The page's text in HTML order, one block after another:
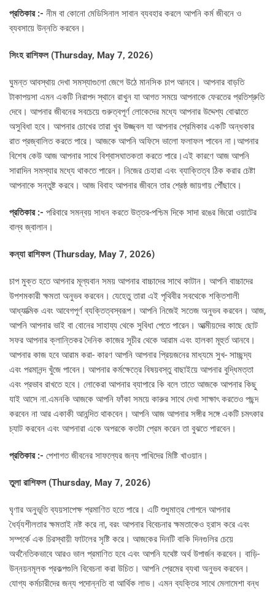
প্রতিকার :- নীম বা কোনো মেডিসিনাল সাবান ব্যবহার করলে আপনি কর্ম জীবনে ও
ব্যবসায়ে উন্নতি করবেন।
সিংহ রাশিফল (Thursday, May 7, 2026)
ঘুমন্ত আবস্থায় দেখা সমস্যাগুলো জেগে উঠে মানসিক চাপ আনবে। আপনার বাড়তি
টাকাপয়সা এমন একটি নিরাপদ স্থানে রাখুন যা আগত সময়ে আপনাকে ফেরতের প্রতিশ্রুতি
দেবে। আপনার জীবনের সবচেয়ে গুরুত্বপূর্ণ লোকেদের মধ্যে আপনার উদ্দেশ্য বোঝাতে
অসুবিধা হবে। আপনার চোখের তারা খুব উজ্জ্বল যা আপনার প্রেমিকার একটি অন্ধকার
রাত প্রজ্বালিত করতে পারে। আজকে আপনি অফিসে ভালো ফলাফল পাবেন না।আপনার
বিশেষ কেউ আজ আপনার সাথে বিশ্বাসঘাতকতা করতে পারে।এই কারণে আজ আপনি
সারাদিন সমস্যার মধ্যে থাকতে পারেন। নিজের চেহারা এবং ব্যাক্তিত্ব ঠিক করার চেষ্টা
আপনাকে সন্তুষ্ট করবে। আজ বিবাহ আপনার জীবনে তার শ্রেষ্ঠ জায়গায় পৌঁছাবে।
প্রতিকার :- পরিবারে সমন্বয় সাধন করতে উত্তর-পশ্চিম দিকে সাদা রঙের জিরো ওয়াটের
বাল্ব জ্বালান।
কন্যা রাশিফল (Thursday, May 7, 2026)
চাপ মুক্ত হতে আপনার মূল্যবান সময় আপনার বাচ্চাদের সাথে কাটান। আপনি বাচ্চাদের
উপশমকারী ক্ষমতা অনুভব করবেন। যেহেতু তারা এই পৃথিবীর সবথেকে শক্তিশালী
আধ্যাত্মিক এবং আবেগপূর্ণ ব্যক্তিত্বস্বরূপ। আপনি নিজেই সতেজ অনুভব করবেন। আজ,
আপনি আপনার ভাই বা বোনের সাহায্য থেকে সুবিধা পেতে পারেন। আত্মীয়দের কাছে ছোট
সফর আপনার ক্লান্তিকর দৈনিক কাজের সূচীর থেকে আরাম এবং হালকা মূহুর্ত আনবে।
আপনার কাজ হবে আরাম করা- কারণ আপনি আপনার প্রিয়জনের মাধ্যমে সুখ- সাচ্ছন্দ্য
এবং পরমানন্দ খুঁজে পাবেন। আপনার কর্মক্ষেত্রে বিষয়বস্তু বাছাইয়ে আপনার বুদ্ধিমত্তা
এবং প্রভাব রাখতে হবে। লোকেরা আপনার ব্যাপারে কি বলে তাতে আজকে আপনার কিছু
যাই আসে না.এমনকি আজকে আপনি ফাঁকা সময়ে কারুর সাথে দেখা সাক্ষাৎ করতেও পছন্দ
করবেন না আর একাকী আনন্দিত থাকবেন। আপনি আজ আপনার সঙ্গীর সঙ্গে একটি চমৎকার
চ্যাট করবেন এবং আপনারা একে অপরকে কতটা প্রেম করেন তা বুঝতে পারবেন।
প্রতিকার :- পেশাগত জীবনের সাফল্যের জন্য পাখিদের মিষ্টি খাওয়ান।
তুলা রাশিফল (Thursday, May 7, 2026)
ঘৃণার অনুভূতি ব্যয়সাপেক্ষ প্রমাণিত হতে পারে। এটি শুধুমাত্র গোপনে আপনার
ধৈর্য্যশীলতার ক্ষমতাই নষ্ট করে না, বরং আপনার বিবেচনার ক্ষমতাকেও হ্রাস করে এবং
সম্পর্কে এক চিরস্থায়ী ফাটলের সৃষ্টি করে। আজকের দিনটি বাকি দিনগুলির চেয়ে
অর্থনৈতিকভাবে আরও ভাল প্রমাণিত হবে এবং আপনি যথেষ্ট অর্থ উপার্জন করবেন। বাড়ি-
উন্নয়নমূলক প্রকল্পগুলি বিবেচনা করা উচিত। আপনি প্রেমের ব্যথা অনুভব করবেন।
যোগ্য কর্মচারীদের জন্য পদোন্নতি বা আর্থিক লাভ। এমন ব্যক্তির সাথে মেলামেশা বন্ধ